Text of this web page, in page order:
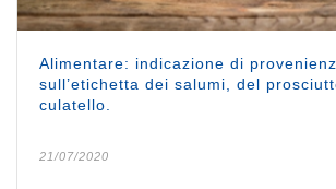
Alimentare: indicazione di
sull’etichetta dei salumi, del
culatello.
21/07/2020